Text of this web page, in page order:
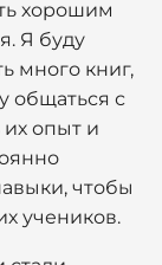
хорошим
Я буду
много книг,
общаться с
опыт и
чтобы
учеников.